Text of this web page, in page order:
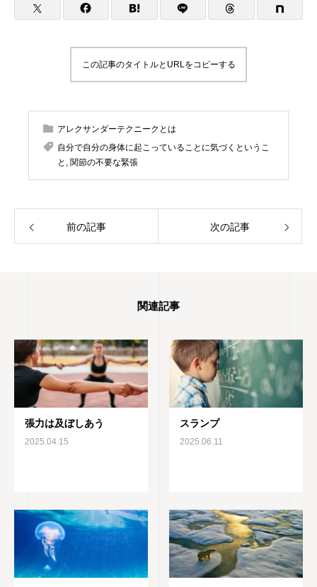
ム（基礎）、をやっていますが、やりたいこ
とが増えてきてます。合唱は高校のときから
最近です。これはハーモニカに似ています
が、吹き方によって音が下がってしまうの
ーク教師協会)認定教師の資格を取得 神奈川
県立生田高等学校卒業 東京理科大学理学部応
用数学科卒業 高校・大学・社会人と合唱を続
け現在は楽器としての声を勉強中 1970年生
まれ 1児の母
この記事のタイトルとURLをコピーする
アレクサンダーテクニークとは
自分で自分の身体に起こっていることに気づくというこ
と , 関節の不要な緊張
前の記事 次の記事
関連記事
張力は及ぼしあう
2025.04.15
スランプ
2025.06.11